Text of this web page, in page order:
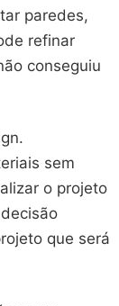
paredes,
refinar
conseguiu
sem
o projeto
que será